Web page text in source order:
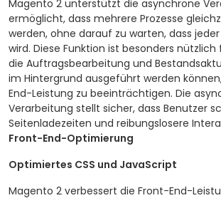
Magento 2 unterstützt die asynchrone
ermöglicht, dass mehrere Prozesse
werden, ohne darauf zu warten, dass
wird. Diese Funktion ist besonders
die Auftragsbearbeitung und
im Hintergrund ausgeführt werden
End-Leistung zu beeinträchtigen. Die
Verarbeitung stellt sicher, dass Benutzer
Seitenladezeiten und reibungslosere
Front-End-Optimierung
Optimiertes CSS und JavaScript
Magento 2 verbessert die Front-End-